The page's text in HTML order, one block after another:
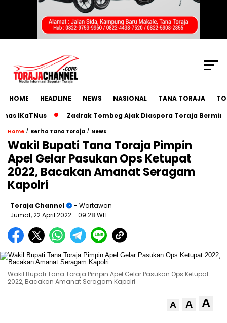
HOME HEADLINE NEWS NASIONAL TANA TORAJA
Zadrak Tombeg Ajak Diaspora Toraja Bermimpi
Home / Berita Tana Toraja / News
Wakil Bupati Tana Toraja Pimpin
Apel Gelar Pasukan Ops Ketupat
2022, Bacakan Amanat Seragam
Kapolri
Toraja Channel
- Wartawan
Jumat, 22 April 2022- 09:28 WIT
Wakil Bupati Tana Toraja Pimpin Apel Gelar Pasukan Ops Ketupat
2022, Bacakan Amanat Seragam Kapolri
A A A